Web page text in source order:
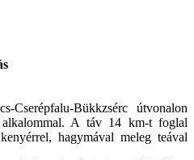
Cserépfalu-Bükkzsérc útvonalon
A táv 14 km-t foglal
hagymával meleg teával